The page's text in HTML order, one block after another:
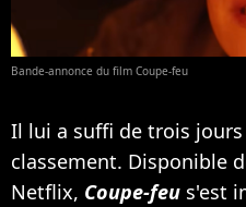
Bande-annonce du film Coupe-feu
Il lui a suffi de trois
classement. Disponible
Netflix, Coupe-feu s'est